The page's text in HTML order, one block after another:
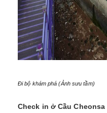
Đi bộ khám phá (Ảnh sưu tầm)
Check in ở Cầu Cheonsa